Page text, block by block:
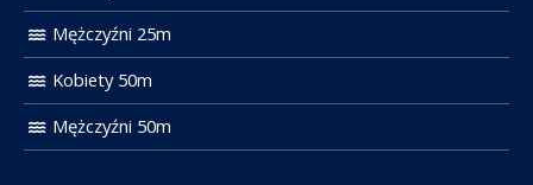
Mężczyźni 25m
Kobiety 50m
Mężczyźni 50m